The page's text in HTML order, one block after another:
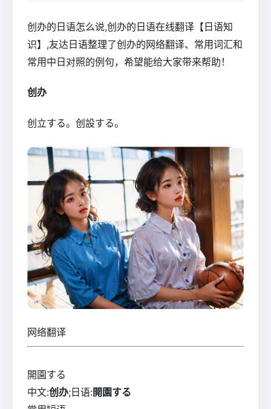
创办的日语怎么说,创办的日语在线翻译【日语知
识】,友达日语整理了创办的网络翻译、常用词汇和
常用中日对照的例句，希望能给大家带来帮助！
创办
创立する。创設する。
网络翻译
開園する
中文:创办;日语:開園する